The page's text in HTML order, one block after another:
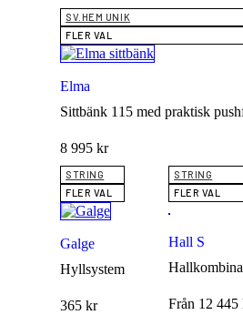
SV.HEM UNIK
FLER VAL
Elma
Sittbänk 115 med praktisk
8 995 kr
STRING
FLER VAL
Galge
Hyllsystem
365 kr
STRING
FLER VAL
Hall S
Från 12 445